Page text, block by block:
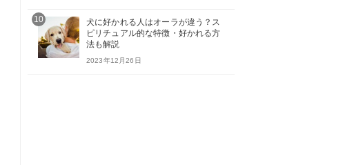
10
犬に好かれる人はオーラが違う？ス
ピリチュアル的な特徴・好かれる方
法も解説
2023年12月26日